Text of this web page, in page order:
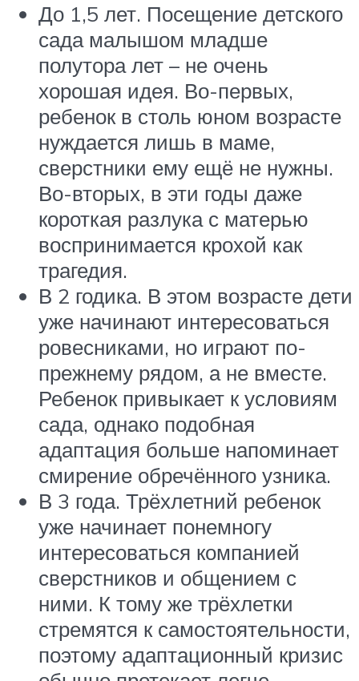
До 1,5 лет. Посещение детского
сада малышом младше
полутора лет – не очень
хорошая идея. Во-первых,
ребенок в столь юном возрасте
нуждается лишь в маме,
сверстники ему ещё не нужны.
Во-вторых, в эти годы даже
короткая разлука с матерью
воспринимается крохой как
трагедия.
В 2 годика. В этом возрасте дети
уже начинают интересоваться
ровесниками, но играют по-
прежнему рядом, а не вместе.
Ребенок привыкает к условиям
сада, однако подобная
адаптация больше напоминает
смирение обречённого узника.
В 3 года. Трёхлетний ребенок
уже начинает понемногу
интересоваться компанией
сверстников и общением с
ними. К тому же трёхлетки
стремятся к самостоятельности,
поэтому адаптационный кризис